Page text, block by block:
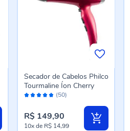
Avaliação: (50)
Secador de Cabelos Philco
Tourmaline Íon Cherry
R$ 149,90
10xde R$ 14,99